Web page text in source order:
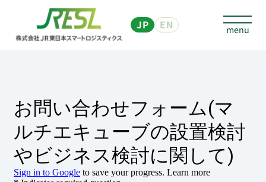
JP EN
個人のお客さま
マルチエキューブについて
予約なしで預ける